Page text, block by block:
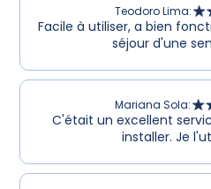
Teodoro Lima:
Facile à utiliser, a bien
séjour d'une
Mariana Sola:
C'était un excellent
installer. Je